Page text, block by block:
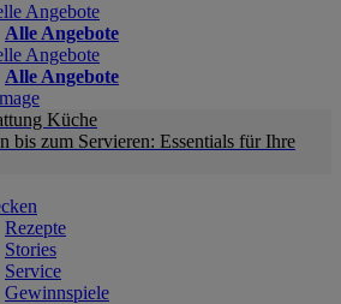
Angebote
Alle Angebote
Angebote
Alle Angebote
Küche
bis zum Servieren: Essentials für Ihre
Rezepte
Stories
Service
Gewinnspiele